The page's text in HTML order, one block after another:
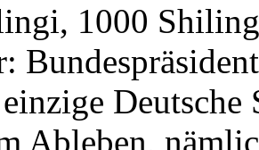
1000
Deutsche
Ableben,